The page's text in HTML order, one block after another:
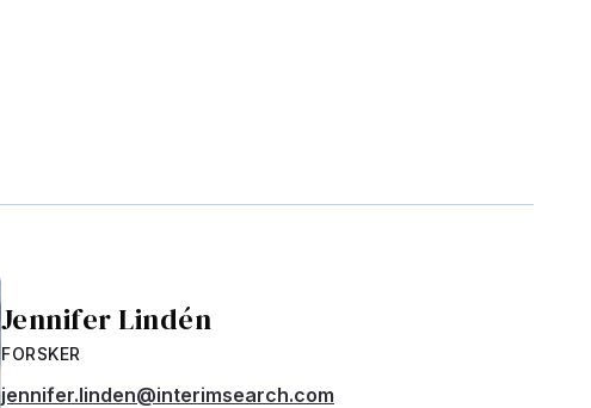
Jennifer Lindén
FORSKER
jennifer.linden@interimsearch.com